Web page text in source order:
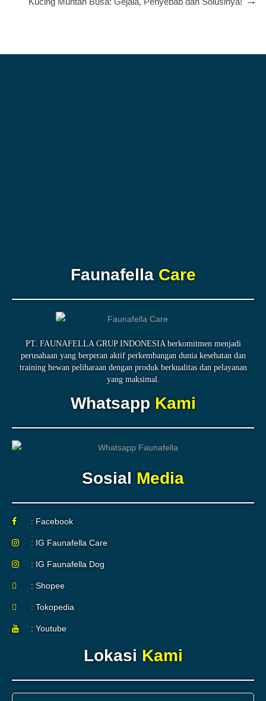
FaunafellaCare
PT. FAUNAFELLA GRUP INDONESIA berkomitmen menjadi
perusahaan yang berperan aktif perkembangan dunia kesehatan dan
training hewan peliharaan dengan produk berkualitas dan pelayanan
yang maksimal.
WhatsappKami
Sosial Media
: Facebook
: IG Faunafella Care
: IG Faunafella Dog
: Shopee
: Tokopedia
: Youtube
Lokasi Kami